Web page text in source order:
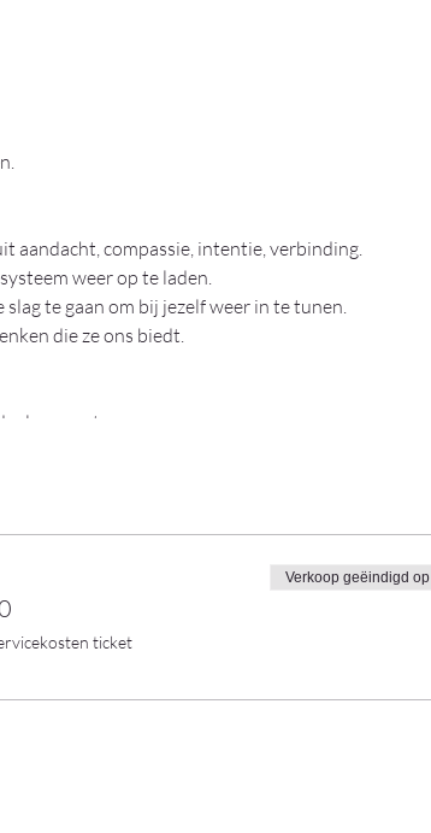
aandacht, compassie, intentie, verbinding.
weer op te laden.
te gaan om bij jezelf weer in te tunen.
die ze ons biedt.
ticket
Verkoop geëindigd op